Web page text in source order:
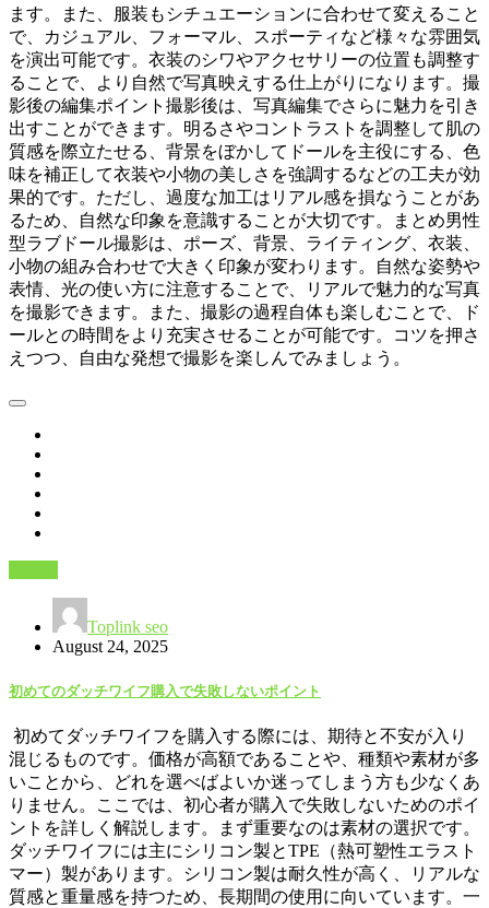
ます。また、服装もシチュエーションに合わせて変えること
で、カジュアル、フォーマル、スポーティなど様々な雰囲気
を演出可能です。衣装のシワやアクセサリーの位置も調整す
ることで、より自然で写真映えする仕上がりになります。撮
影後の編集ポイント撮影後は、写真編集でさらに魅力を引き
出すことができます。明るさやコントラストを調整して肌の
質感を際立たせる、背景をぼかしてドールを主役にする、色
味を補正して衣装や小物の美しさを強調するなどの工夫が効
果的です。ただし、過度な加工はリアル感を損なうことがあ
るため、自然な印象を意識することが大切です。まとめ男性
型ラブドール撮影は、ポーズ、背景、ライティング、衣装、
小物の組み合わせで大きく印象が変わります。自然な姿勢や
表情、光の使い方に注意することで、リアルで魅力的な写真
を撮影できます。また、撮影の過程自体も楽しむことで、ド
ールとの時間をより充実させることが可能です。コツを押さ
えつつ、自由な発想で撮影を楽しんでみましょう。
Toplink seo
August 24, 2025
初めてのダッチワイフ購入で失敗しないポイント
初めてダッチワイフを購入する際には、期待と不安が入り
混じるものです。価格が高額であることや、種類や素材が多
いことから、どれを選べばよいか迷ってしまう方も少なくあ
りません。ここでは、初心者が購入で失敗しないためのポイ
ントを詳しく解説します。まず重要なのは素材の選択です。
ダッチワイフには主にシリコン製とTPE（熱可塑性エラスト
マー）製があります。シリコン製は耐久性が高く、リアルな
質感と重量感を持つため、長期間の使用に向いています。一